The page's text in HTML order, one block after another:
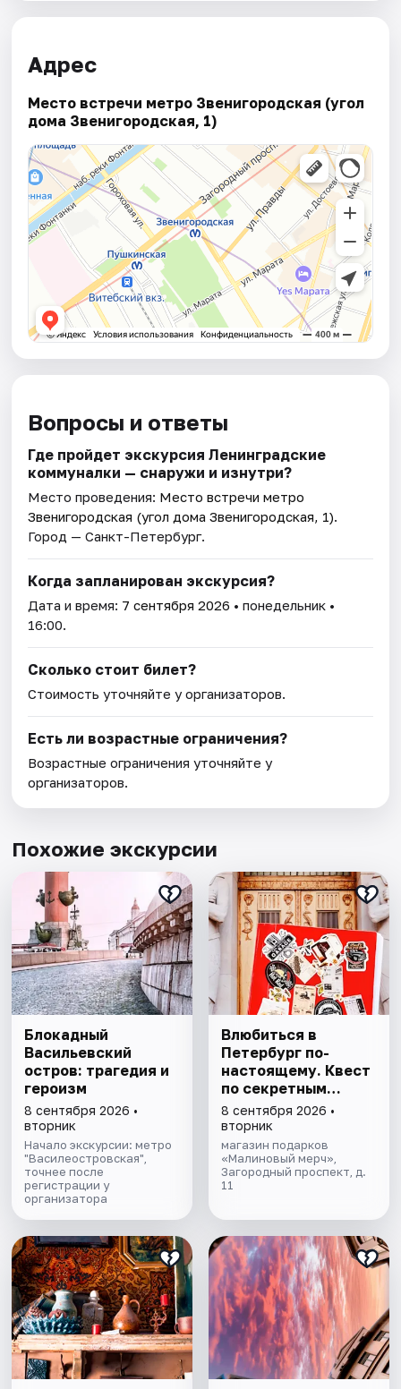
Адрес
Место встречи метро Звенигородская (угол
дома Звенигородская, 1)
Вопросы и ответы
Где пройдет экскурсия Ленинградские
коммуналки — снаружи и изнутри?
Место проведения: Место встречи метро
Звенигородская (угол дома Звенигородская, 1).
Город — Санкт-Петербург.
Когда запланирован экскурсия?
Дата и время: 7 сентября 2026 • понедельник •
16:00.
Сколько стоит билет?
Стоимость уточняйте у организаторов.
Есть ли возрастные ограничения?
Возрастные ограничения уточняйте у
организаторов.
Похожие экскурсии
Блокадный
Васильевский
остров: трагедия и
героизм
8 сентября 2026 •
вторник
Начало экскурсии: метро
"Василеостровская",
точнее после
регистрации у
организатора
Влюбиться в
Петербург по-
настоящему. Квест
по секретным
местам
8 сентября 2026 •
вторник
магазин подарков
«Малиновый мерч»,
Загородный проспект, д.
11